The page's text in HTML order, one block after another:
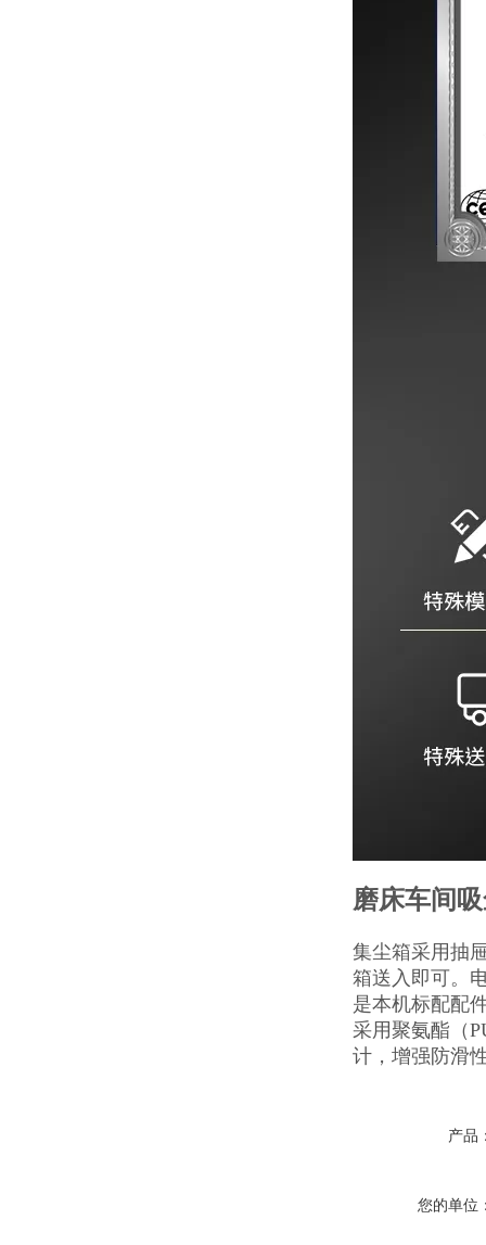
磨床车间
集尘箱采用抽
箱送入即可。
是本机标配配
采用聚氨酯（
计，增强防滑
产品
您的单位